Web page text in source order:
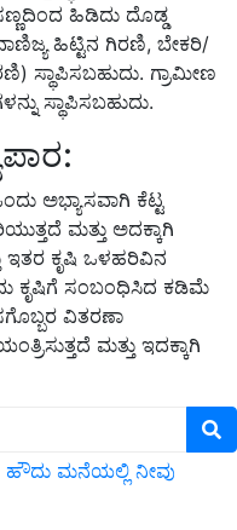
ಹಿಡಿದು ದೊಡ್ಡ
ಹಿಟ್ಟಿನ ಗಿರಣಿ, ಬೇಕರಿ/
ಸ್ಥಾಪಿಸಬಹುದು. ಗ್ರಾಮೀಣ
ಸ್ಥಾಪಿಸಬಹುದು.
ಅಭ್ಯಾಸವಾಗಿ ಕೆಟ್ಟ
ಮತ್ತು ಅದಕ್ಕಾಗಿ
ಇತರ ಕೃಷಿ ಒಳಹರಿವಿನ
ಕೃಷಿಗೆ ಸಂಬಂಧಿಸಿದ ಕಡಿಮೆ
ವಿತರಣಾ
ಮತ್ತು ಇದಕ್ಕಾಗಿ
ಹೌದು ಮನೆಯಲ್ಲಿ ನೀವು